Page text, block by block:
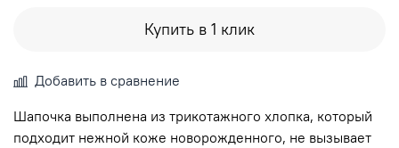
Купить в 1 клик
Добавить в сравнение
Шапочка выполнена из трикотажного хлопка, который
подходит нежной коже новорожденного, не вызывает